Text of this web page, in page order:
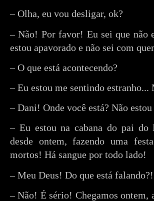
– Olha, eu vou desligar, ok?
– Não! Por favor! Eu sei que não
estou apavorado e não sei com
– O que está acontecendo?
– Eu estou me sentindo
– Dani! Onde você está? Não
– Eu estou na cabana do pai do
desde ontem, fazendo uma
mortos! Há sangue por todo lado!
– Meu Deus! Do que está
– Não! É sério! Chegamos ontem,